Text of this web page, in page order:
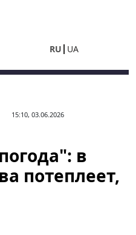
RU UA
15:10, 03.06.2026
в
потеплеет,